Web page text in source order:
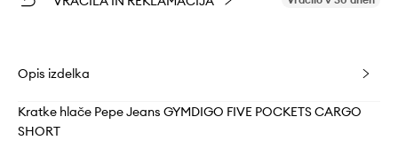
Opis izdelka
Kratke hlače Pepe Jeans GYMDIGO FIVE POCKETS CARGO
SHORT